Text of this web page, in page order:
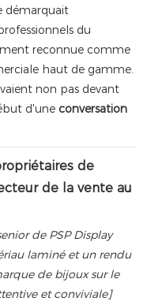
démarquait
du
reconnue comme
haut de gamme.
non pas devant
d'une conversation
de
de la vente au
de PSP Display
laminé et un rendu
de bijoux sur le
et conviviale]